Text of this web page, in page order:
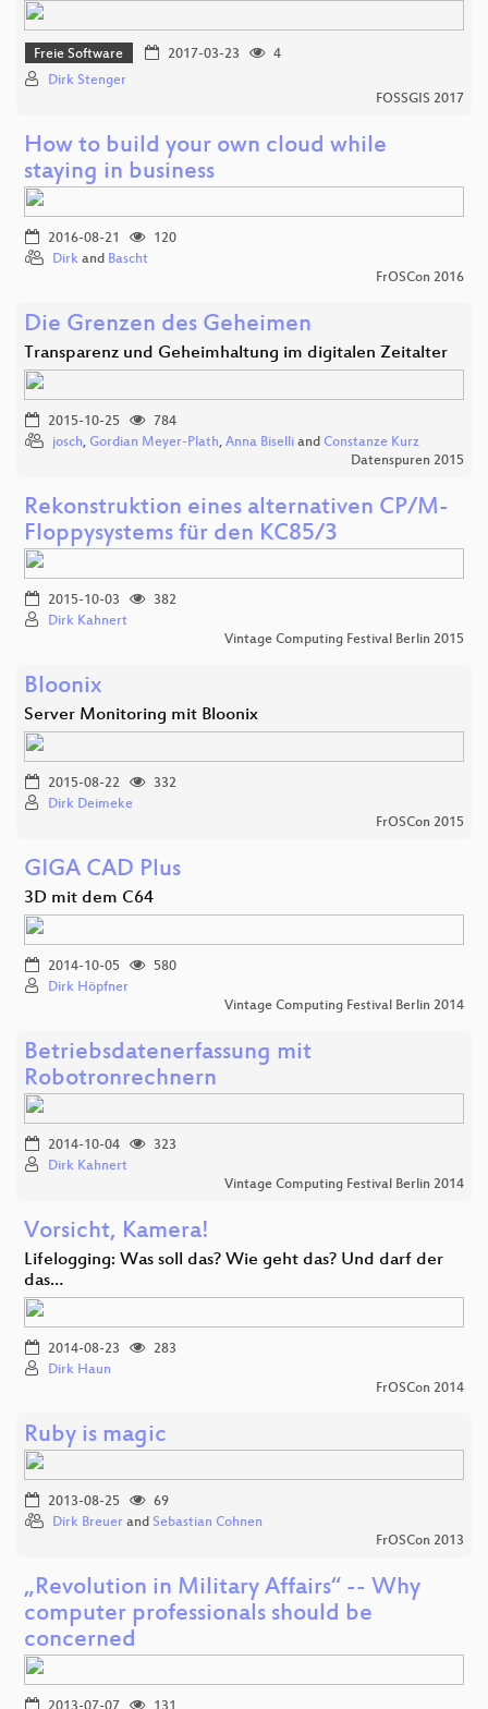
Freie Software 2017-03-23
4
Dirk Stenger
FOSSGIS 2017
How to build your own cloud while
staying in business
2016-08-21
120
Dirk and Bascht
FrOSCon 2016
Die Grenzen des Geheimen
Transparenz und Geheimhaltung im digitalen Zeitalter
2015-10-25
784
josch, Gordian Meyer-Plath, Anna Biselli and Constanze Kurz
Datenspuren 2015
Rekonstruktion eines alternativen CP/M-
Floppysystems für den KC85/3
2015-10-03
382
Dirk Kahnert
Vintage Computing Festival Berlin 2015
Bloonix
Server Monitoring mit Bloonix
2015-08-22
332
Dirk Deimeke
FrOSCon 2015
GIGA CAD Plus
3D mit dem C64
2014-10-05
580
Dirk Höpfner
Vintage Computing Festival Berlin 2014
Betriebsdatenerfassung mit
Robotronrechnern
2014-10-04
323
Dirk Kahnert
Vintage Computing Festival Berlin 2014
Vorsicht, Kamera!
Lifelogging: Was soll das? Wie geht das? Und darf der
das…
2014-08-23
283
Dirk Haun
FrOSCon 2014
Ruby is magic
2013-08-25
69
Dirk Breuer and Sebastian Cohnen
FrOSCon 2013
„Revolution in Military Affairs“ -- Why
computer professionals should be
concerned